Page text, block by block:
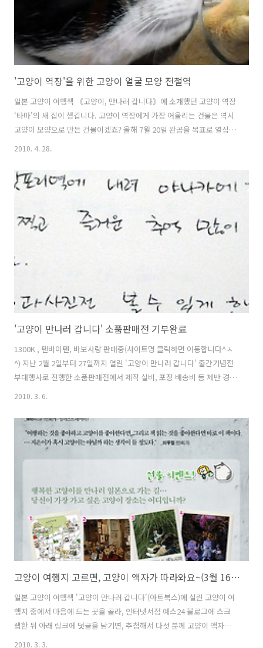
'고양이 역장'을 위한 고양이 얼굴 모양 전철역
일본 고양이 여행책 《고양이, 만나러 갑니다》에 소개했던 고양이 역장
‘타마’의 새 집이 생깁니다. 고양이 역장에게 가장 어울리는 건물은 역시
고양이 모양으로 만든 건물이겠죠? 올해 7월 20일 완공을 목표로 열심히
건축 중인 역사는, 고양이 얼굴로 의인화, 아니 의묘화한 건물이라고 합
기 전차와 장난감 전차, 타마 전차를 제작할 때와 마찬가지로, 여러 시민
들의 뜻을 함께 모아 십시일반으로 역사 건축비를 보조하고 있습니다. 역
네요. 지붕 정면의 조그만 창 2개는 언제나 형형하게 뜬 고양이의 두 눈을
형상화한 것이고, 지붕 양 끝에 삐쭉 올라온 2개의 삼각형은 작은 소..
2010. 4. 28.
'고양이 만나러 갑니다' 소품판매전 기부완료
1300K , 텐바이텐, 바보사랑 판매중(사이트명 클릭하면 이동합니다^ㅅ
^) 지난 2월 2일부터 27일까지 열린 '고양이 만나러 갑니다' 출간기념전
부대행사로 진행한 소품판매전에서 제작 실비, 포장 배송비 등 제반 경비
를 제한 수익금 1,013,450원을 오늘자로 한국고양이보호협회에 기부했
바랍니다. 한 달간이나 전시공간을 선뜻 내어주신 갤러리146Market 박
지민 큐레이터님, 전시를 물심양면으로 도와주신 아트북스 출판사에 감
사드리고, 사진 속 길고양이들을 보러 와주신 분들께 특별히 감사드립니
다. 방명록 이벤트 당첨자 5분께는 개별연락을 드렸고, 소정의 선물을 월
요일에 발송하겠습니다. (당첨자 중 아래 글을 남겨주신 song-ee
Mom..
2010. 3. 6.
고양이 여행지 고르면, 고양이 액자가 따라와요~(3월 16일 마감)
일본 고양이 여행책 '고양이 만나러 갑니다'(아트북스)에 실린 고양이 여
행지 중에서 마음에 드는 곳을 골라, 인터넷서점 예스24 블로그에 스크
랩한 뒤 아래 링크에 덧글을 남기면, 추첨해서 다섯 분께 고양이 액자를
보내드리는 이벤트가 진행됩니다. 지난 2월 말에 끝난 사진전에 오지 못
2010. 3. 3.